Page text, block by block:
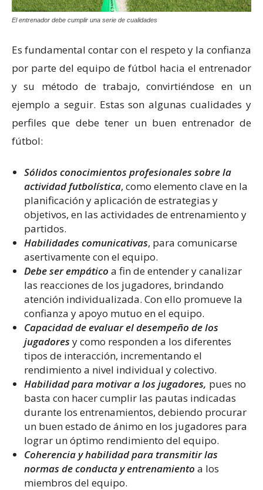
El entrenador debe cumplir una serie de cualidades
Es fundamental contar con el respeto y la confianza
por parte del equipo de fútbol hacia el entrenador
y su método de trabajo, convirtiéndose en un
ejemplo a seguir. Estas son algunas cualidades y
perfiles que debe tener un buen entrenador de
fútbol:
Sólidos conocimientos profesionales sobre la
actividad futbolística, como elemento clave en la
planificación y aplicación de estrategias y
objetivos, en las actividades de entrenamiento y
partidos.
Habilidades comunicativas, para comunicarse
asertivamente con el equipo.
Debe ser empático a fin de entender y canalizar
las reacciones de los jugadores, brindando
atención individualizada. Con ello promueve la
confianza y apoyo mutuo en el equipo.
Capacidad de evaluar el desempeño de los
jugadores y como responden a los diferentes
tipos de interacción, incrementando el
rendimiento a nivel individual y colectivo.
Habilidad para motivar a los jugadores, pues no
basta con hacer cumplir las pautas indicadas
durante los entrenamientos, debiendo procurar
un buen estado de ánimo en los jugadores para
lograr un óptimo rendimiento del equipo.
Coherencia y habilidad para transmitir las
normas de conducta y entrenamiento a los
miembros del equipo.